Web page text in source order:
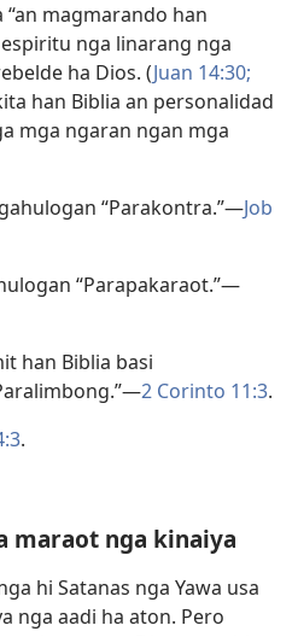
“an magmarando han
nga linarang nga
ha Dios. (Juan 14:30;
han Biblia an personalidad
mga ngaran ngan mga
“Parakontra.”—Job
“Parapakaraot.”—
han Biblia basi
2 Corinto 11:3.
.
maraot nga kinaiya
hi Satanas nga Yawa usa
nga aadi ha aton. Pero